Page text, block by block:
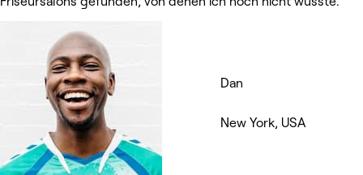
Dan
New York, USA